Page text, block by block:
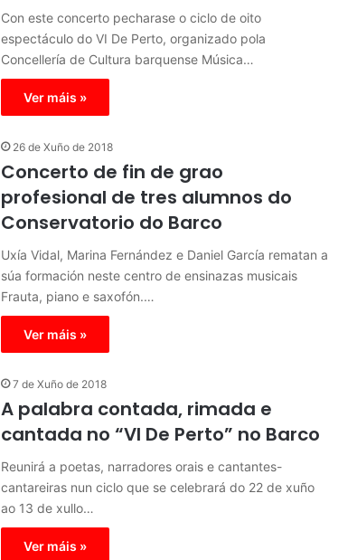
Con este concerto pecharase o ciclo de oito
espectáculo do VI De Perto, organizado pola
Concellería de Cultura barquense Música…
Ver máis »
26 de Xuño de 2018
Concerto de fin de grao
profesional de tres alumnos do
Conservatorio do Barco
Uxía Vidal, Marina Fernández e Daniel García rematan a
súa formación neste centro de ensinazas musicais
Frauta, piano e saxofón.…
Ver máis »
7 de Xuño de 2018
A palabra contada, rimada e
cantada no “VI De Perto” no Barco
Reunirá a poetas, narradores orais e cantantes-
cantareiras nun ciclo que se celebrará do 22 de xuño
ao 13 de xullo…
Ver máis »